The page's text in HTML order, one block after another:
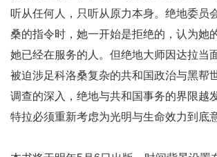
听从任何人，只听从原力本身。绝地委员
桑的指令时，她一开始是拒绝的，认为她
她已经在服务的​人。但绝地大师因达拉当
被迫涉足科洛桑复杂的共和国政治与黑帮
调查的深入，绝地与共和国事务的界限越
特拉必须重新考虑为光明与生命效力​到底